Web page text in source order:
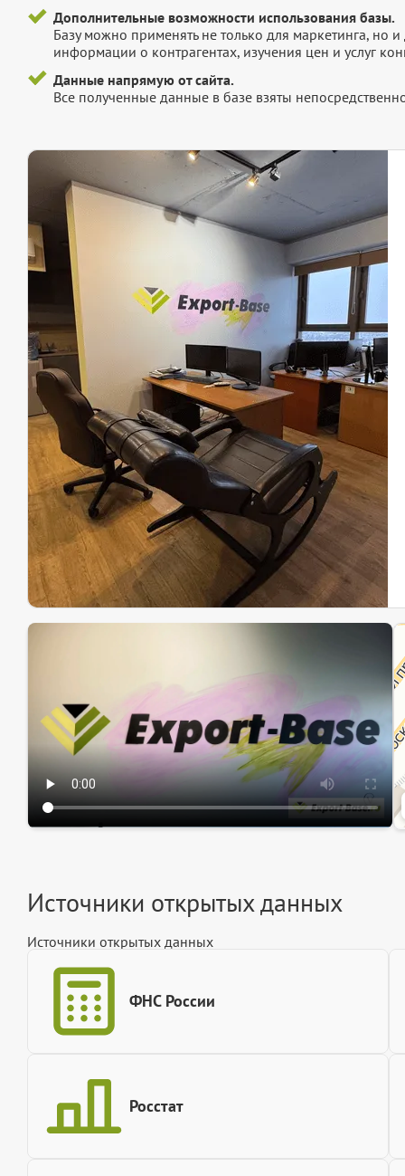
Дополнительные возможности использования базы.
Базу можно применять не только для маркетинга, но
информации о контрагентах, изучения цен и услуг
Данные напрямую от сайта.
Все полученные данные в базе взяты
Источники открытых данных
Источники открытых данных
ФНС России
Росстат